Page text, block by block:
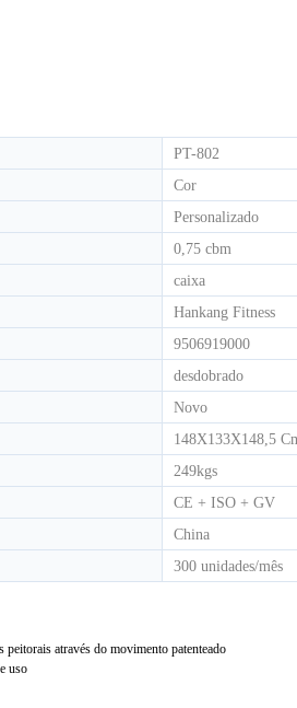
PT-802
Cor
Personalizado
0,75 cbm
caixa
Hankang Fitness
9506919000
desdobrado
Novo
148X133X148,5
249kgs
CE + ISO + GV
China
300 unidades/mês
através do movimento patenteado
uso